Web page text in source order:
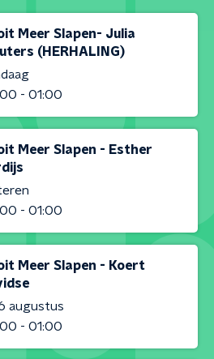
Meer Slapen- Julia
(HERHALING)
- 01:00
Meer Slapen - Esther
- 01:00
Meer Slapen - Koert
augustus
- 01:00